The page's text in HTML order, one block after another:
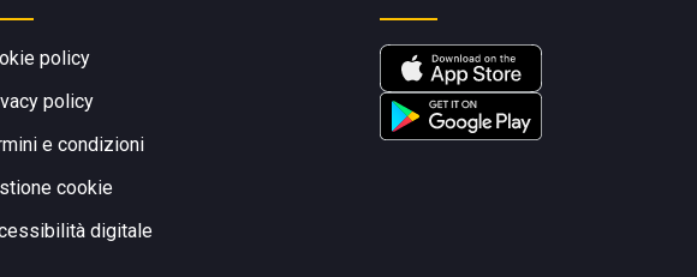
policy
policy
e condizioni
cookie
digitale